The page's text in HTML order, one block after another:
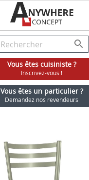

Vous êtes cuisiniste ?
Inscrivez-vous !
Vous êtes un particulier ?
Demandez nos revendeurs